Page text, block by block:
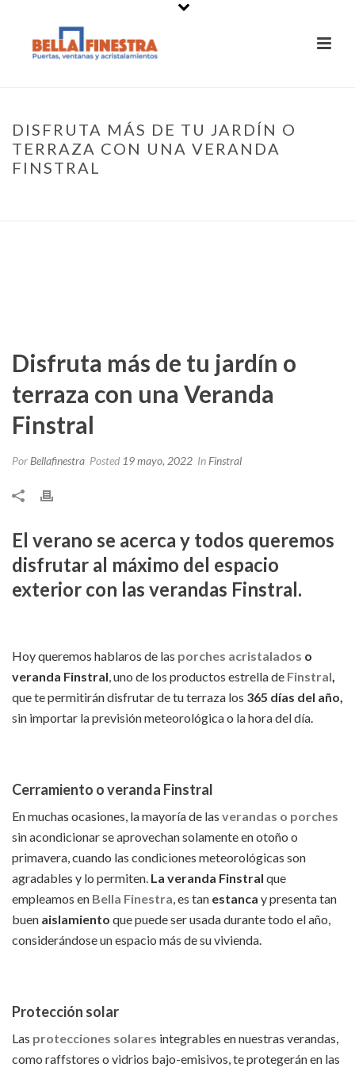
DISFRUTA MÁS DE TU JARDÍN O
TERRAZA CON UNA VERANDA
FINSTRAL
Disfruta más de tu jardín o
terraza con una Veranda
Finstral
Por Bellafinestra Posted 19 mayo, 2022 In Finstral
El verano se acerca y todos queremos
disfrutar al máximo del espacio
exterior con las verandas Finstral.
Hoy queremos hablaros de las porches acristalados o
veranda Finstral, uno de los productos estrella de Finstral,
que te permitirán disfrutar de tu terraza los 365 días del año,
sin importar la previsión meteorológica o la hora del día.
Cerramiento o veranda Finstral
En muchas ocasiones, la mayoría de las verandas o porches
sin acondicionar se aprovechan solamente en otoño o
primavera, cuando las condiciones meteorológicas son
agradables y lo permiten. La veranda Finstral que
empleamos en Bella Finestra, es tan estanca y presenta tan
buen aislamiento que puede ser usada durante todo el año,
considerándose un espacio más de su vivienda.
Protección solar
Las protecciones solares integrables en nuestras verandas,
como raffstores o vidrios bajo-emisivos, te protegerán en las